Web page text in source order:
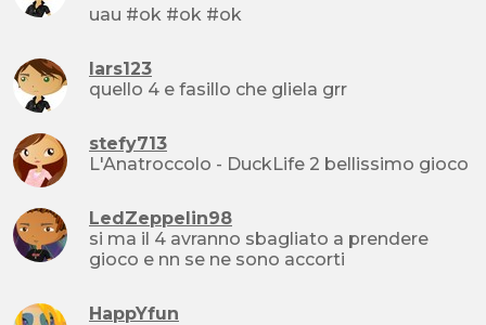
uau #ok #ok #ok
lars123
quello 4 e fasillo che gliela grr
stefy713
L'Anatroccolo - DuckLife 2 bellissimo gioco
LedZeppelin98
si ma il 4 avranno sbagliato a prendere
gioco e nn se ne sono accorti
HappYfun